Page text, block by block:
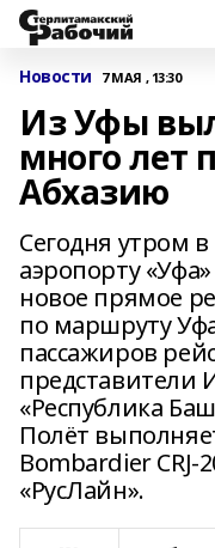
Новости 7 МАЯ , 13:30
Из Уфы
много лет
Абхазию
Сегодня утром
аэропорту
новое прямое
по маршруту
пассажиров
представители
«Республика
Полёт
Bombardier
«РусЛайн».